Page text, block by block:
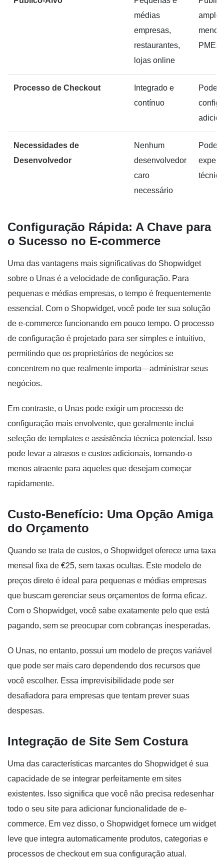
médias
empresas,
restaurantes,
lojas online
amplo,
PMEs
Processo de Checkout
Integrado e
contínuo
Pode
Necessidades de
Desenvolvedor
Nenhum
desenvolvedor
caro
necessário
Pode
técnica
Configuração Rápida: A Chave para
o Sucesso no E-commerce
Uma das vantagens mais significativas do Shopwidget
sobre o Unas é a velocidade de configuração. Para
pequenas e médias empresas, o tempo é frequentemente
essencial. Com o Shopwidget, você pode ter sua solução
de e-commerce funcionando em pouco tempo. O processo
de configuração é projetado para ser simples e intuitivo,
permitindo que os proprietários de negócios se
concentrem no que realmente importa—administrar seus
negócios.
Em contraste, o Unas pode exigir um processo de
configuração mais envolvente, que geralmente inclui
seleção de templates e assistência técnica potencial. Isso
pode levar a atrasos e custos adicionais, tornando-o
menos atraente para aqueles que desejam começar
rapidamente.
Custo-Benefício: Uma Opção Amiga
do Orçamento
Quando se trata de custos, o Shopwidget oferece uma taxa
mensal fixa de €25, sem taxas ocultas. Este modelo de
preços direto é ideal para pequenas e médias empresas
que buscam gerenciar seus orçamentos de forma eficaz.
Com o Shopwidget, você sabe exatamente pelo que está
pagando, sem se preocupar com cobranças inesperadas.
O Unas, no entanto, possui um modelo de preços variável
que pode ser mais caro dependendo dos recursos que
você escolher. Essa imprevisibilidade pode ser
desafiadora para empresas que tentam prever suas
despesas.
Integração de Site Sem Costura
Uma das características marcantes do Shopwidget é sua
capacidade de se integrar perfeitamente em sites
existentes. Isso significa que você não precisa redesenhar
todo o seu site para adicionar funcionalidade de e-
commerce. Em vez disso, o Shopwidget fornece um widget
leve que integra automaticamente produtos, categorias e
processos de checkout em sua configuração atual.